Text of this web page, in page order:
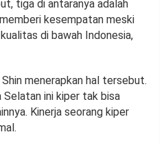
tiga di antaranya adalah
kesempatan meski
di bawah Indonesia,
menerapkan hal tersebut.
ini kiper tak bisa
Kinerja seorang kiper